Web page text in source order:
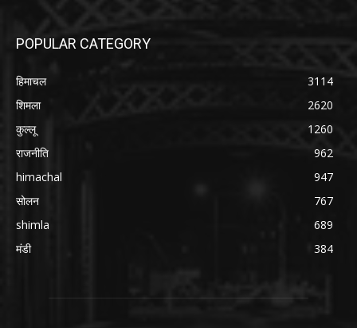
POPULAR CATEGORY
हिमाचल
3114
शिमला
2620
कुल्लू
1260
राजनीति
962
himachal
947
सोलन
767
shimla
689
मंडी
384